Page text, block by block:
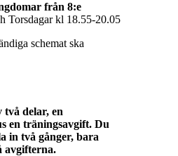
från 8:e
Torsdagar kl 18.55-20.05
schemat ska
två delar, en
en träningsavgift. Du
in två gånger, bara
avgifterna.